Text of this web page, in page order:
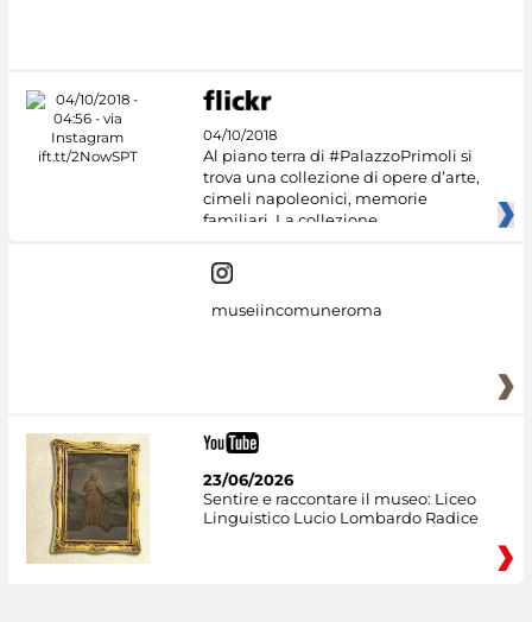
04/10/2018
Al piano terra di #PalazzoPrimoli si
trova una collezione di opere d’arte,
cimeli napoleonici, memorie
familiari. La collezione
museiincomuneroma
23/06/2026
Sentire e raccontare il museo: Liceo
Linguistico Lucio Lombardo Radice